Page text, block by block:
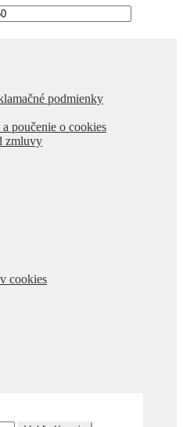
podmienky
poučenie o cookies
zmluvy
cookies